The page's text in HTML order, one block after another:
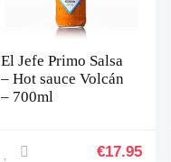
El Jefe Primo Salsa
– Hot sauce Volcán
– 700ml
€17.95